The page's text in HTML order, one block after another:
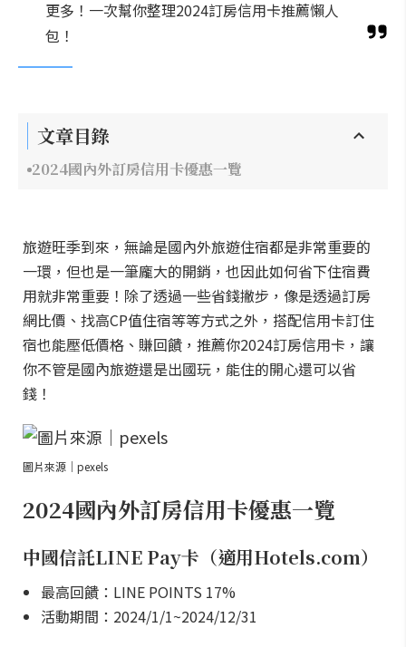
更多！一次幫你整理2024訂房信用卡推薦懶人
包！
文章目錄
2024國內外訂房信用卡優惠一覽
旅遊旺季到來，無論是國內外旅遊住宿都是非常重要的
一環，但也是一筆龐大的開銷，也因此如何省下住宿費
用就非常重要！除了透過一些省錢撇步，像是透過訂房
網比價、找高CP值住宿等等方式之外，搭配信用卡訂住
宿也能壓低價格、賺回饋，推薦你2024訂房信用卡，讓
你不管是國內旅遊還是出國玩，能住的開心還可以省
錢！
圖片來源｜pexels
2024國內外訂房信用卡優惠一覽
中國信託LINE Pay卡（適用Hotels.com）
最高回饋：LINE POINTS 17%
活動期間：2024/1/1~2024/12/31